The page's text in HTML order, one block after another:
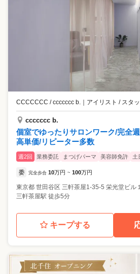
CCCCCCC / ccccccc b. アイリスト / スタ
ccccccc b.
個室でゆったりサロンワーク/完全
高単価/リピーター多数
週2回 業務委託 まつげパーマ 美容師免許 土
委 完全歩合 10万円 ~ 100万円
東京都 世田谷区 三軒茶屋1-35-5 栄光堂ビル
三軒茶屋駅 徒歩5分
キープする